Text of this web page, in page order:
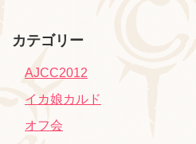
カテゴリー
AJCC2012
イカ娘カルド
オフ会